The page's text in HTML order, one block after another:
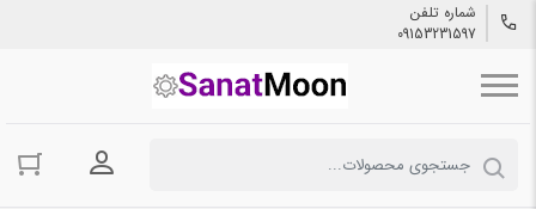
شماره تلفن
09153231597
ورود به